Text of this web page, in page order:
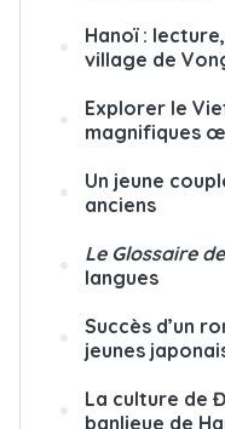
Hanoï :
village de
Explorer le
magnifiques
Un jeune
anciens
Le Glossaire
langues
Succès d’un
jeunes
La culture de
banlieue de